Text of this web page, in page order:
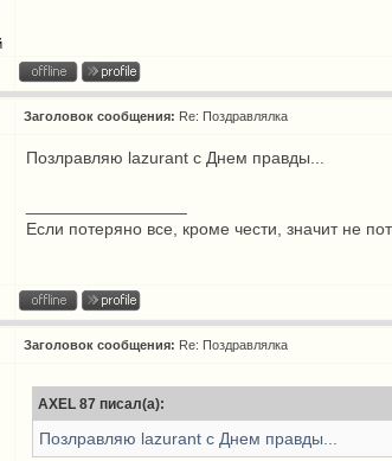
Заголовок сообщения: Re: Поздравлялка
Позлравляю lazurant с Днем правды...
Если потеряно все, кроме чести, значит не
Заголовок сообщения: Re: Поздравлялка
AXEL 87 писал(а):
Позлравляю lazurant с Днем правды...